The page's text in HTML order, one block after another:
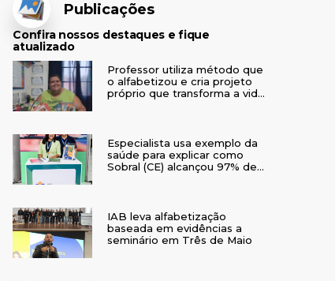
Publicações
Confira nossos destaques e fique
atualizado
Professor utiliza método que
o alfabetizou e cria projeto
próprio que transforma a vida
Especialista usa exemplo da
saúde para explicar como
Sobral (CE) alcançou 97% de
IAB leva alfabetização
baseada em evidências a
seminário em Três de Maio